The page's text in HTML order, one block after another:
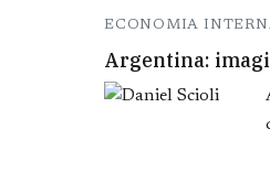
ECONOMIA
Argentina: